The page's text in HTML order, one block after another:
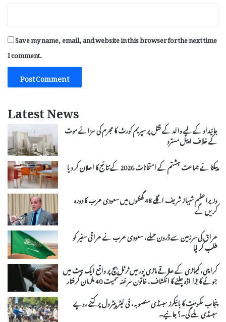
Save my name, email, and website in this browser for the next time
I comment.
Latest News
جائیداد کے لیے والد کے قتل پر سپریم کورٹ کا مجرم کی سزائے موت
کے خلاف اپیل مسترد
پیکٹا نے جماعت ہشتم کے امتحانات 2026 کے نتائج کا اعلان کر دیا
وزیراعظم شہباز شریف اگلے 48 گھنٹوں میں سعودی عرب کا دورہ
کریں گے
عراق کی سرزمین سے ڈرون حملے، سعودی عرب نے عراقی سفیر کو
طلب کر لیا
کراچی، کیماڑی کے علاقے ماڑی پور میں ٹرٹل بیچ پر واقع ایک ہٹ میں
جوئے کا بڑا اڈہ چلنے کا انکشاف، خاتون سرغنہ سمیت 40 ملزمان گرفتار
پنجاب حکومت کا بائیکرز سبسڈی منصوبہ، فی لیٹر پیٹرول پر کتنے روپے
سبسڈی ملے گی۔؟ جانیے۔